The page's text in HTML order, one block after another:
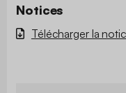
Notices
Télécharger la